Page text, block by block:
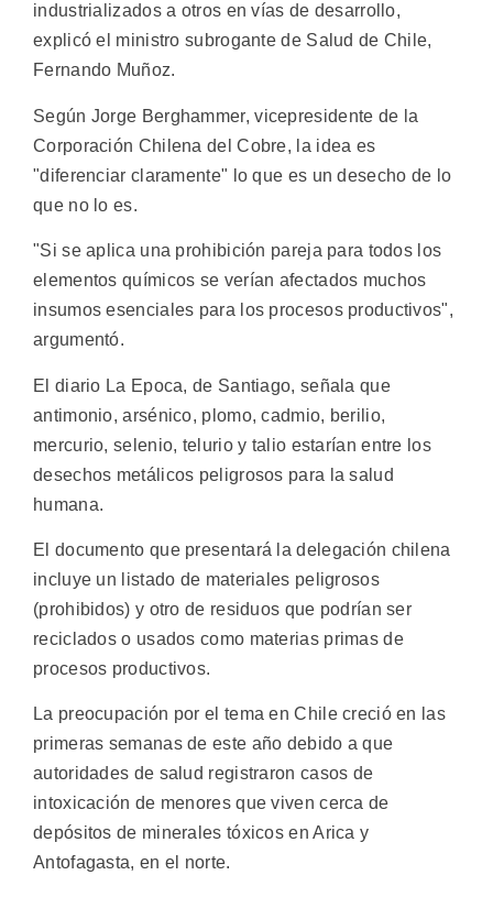
industrializados a otros en vías de desarrollo,
explicó el ministro subrogante de Salud de Chile,
Fernando Muñoz.
Según Jorge Berghammer, vicepresidente de la
Corporación Chilena del Cobre, la idea es
"diferenciar claramente" lo que es un desecho de lo
que no lo es.
"Si se aplica una prohibición pareja para todos los
elementos químicos se verían afectados muchos
insumos esenciales para los procesos productivos",
argumentó.
El diario La Epoca, de Santiago, señala que
antimonio, arsénico, plomo, cadmio, berilio,
mercurio, selenio, telurio y talio estarían entre los
desechos metálicos peligrosos para la salud
humana.
El documento que presentará la delegación chilena
incluye un listado de materiales peligrosos
(prohibidos) y otro de residuos que podrían ser
reciclados o usados como materias primas de
procesos productivos.
La preocupación por el tema en Chile creció en las
primeras semanas de este año debido a que
autoridades de salud registraron casos de
intoxicación de menores que viven cerca de
depósitos de minerales tóxicos en Arica y
Antofagasta, en el norte.